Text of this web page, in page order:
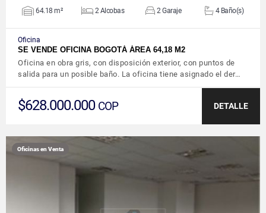
64.18 m² 2 Alcobas 2 Garaje 4 Baño(s)
Oficina
SE VENDE OFICINA BOGOTÁ ÁREA 64,18 M2
Oficina en obra gris, con disposición exterior, con puntos de
salida para un posible baño. La oficina tiene asignado el der…
$628.000.000 COP DETALLE
Oficinas en Venta